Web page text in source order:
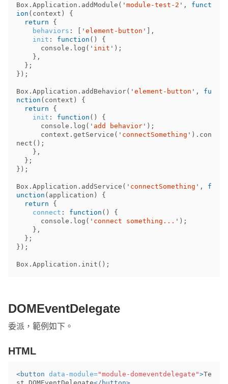
Box . Application . addModule ( ' module-test-2 ' ,
funct
ion ( context )
{
return
{
behaviors : ' element-button '
],
init : function ()
{
console . log ( ' init ' );
},
};
});
Box . Application . addBehavior( ' element-button ' ,
fu
nction ( context )
{
return
{
init : function ()
{
console . log ( ' add behavior ' );
context . getService ( ' connectSomething ' ). con
nect ();
},
};
});
Box . Application . addService ( ' connectSomething ' ,
f
unction ( application )
{
return
{
connect : function ()
{
console . log ( ' connect something... ' );
},
};
});
Box . Application . init ();
DOMEventDelegate
委派，範例如下。
HTML
<button data-module="module-domeventdelegate">Te